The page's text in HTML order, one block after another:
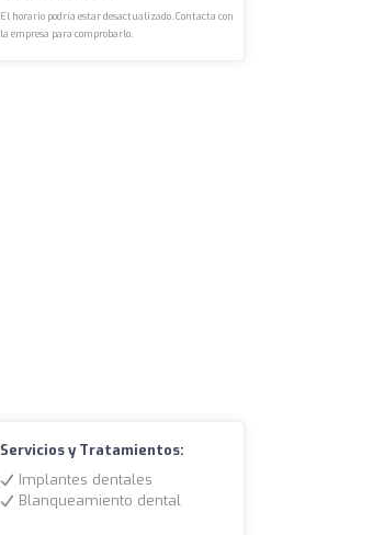
El horario podría estar desactualizado. Contacta con
la empresa para comprobarlo.
Servicios y Tratamientos:
Implantes dentales
Blanqueamiento dental